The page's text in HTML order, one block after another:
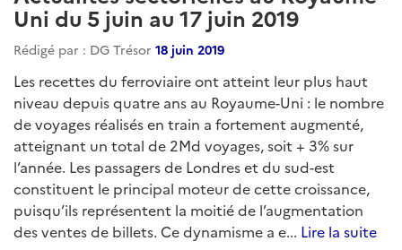
Uni du 5 juin au 17 juin 2019
Rédigé par : DG Trésor 18 juin 2019
Les recettes du ferroviaire ont atteint leur plus haut
niveau depuis quatre ans au Royaume-Uni : le nombre
de voyages réalisés en train a fortement augmenté,
atteignant un total de 2Md voyages, soit + 3% sur
l’année. Les passagers de Londres et du sud-est
constituent le principal moteur de cette croissance,
puisqu’ils représentent la moitié de l’augmentation
des ventes de billets. Ce dynamisme a e... Lire la suite